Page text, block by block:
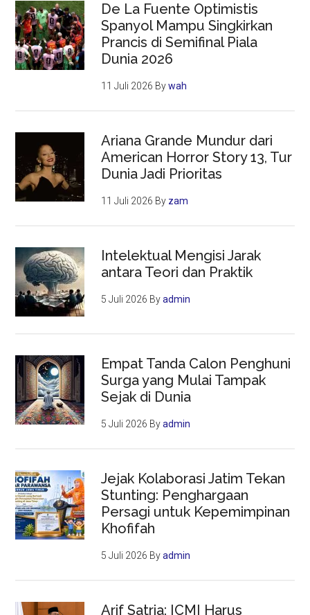
De La Fuente Optimistis
Spanyol Mampu Singkirkan
Prancis di Semifinal Piala
Dunia 2026
11 Juli 2026 Bywah
Ariana Grande Mundur dari
American Horror Story 13, Tur
Dunia Jadi Prioritas
11 Juli 2026 By zam
Intelektual Mengisi Jarak
antara Teori dan Praktik
5 Juli 2026 Byadmin
Empat Tanda Calon Penghuni
Surga yang Mulai Tampak
Sejak di Dunia
5 Juli 2026 Byadmin
Jejak Kolaborasi Jatim Tekan
Stunting: Penghargaan
Persagi untuk Kepemimpinan
Khofifah
5 Juli 2026 Byadmin
Arif Satria: ICMI Harus